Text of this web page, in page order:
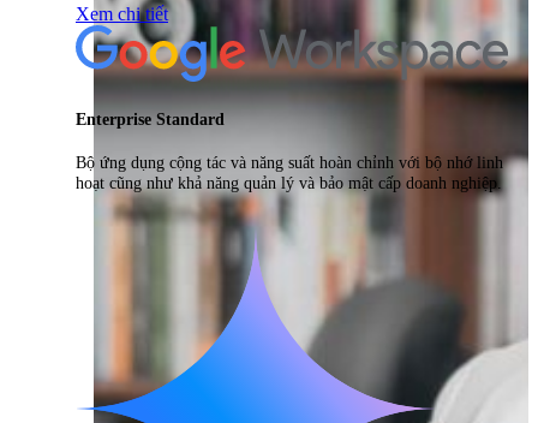
Xem chi tiết
Enterprise Standard
Bộ ứng dụng cộng tác và năng suất hoàn chỉnh với bộ nhớ linh
hoạt cũng như khả năng quản lý và bảo mật cấp doanh nghiệp.